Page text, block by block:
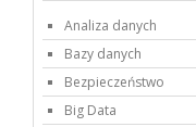
Analiza danych
Bazy danych
Bezpieczeństwo
Big Data